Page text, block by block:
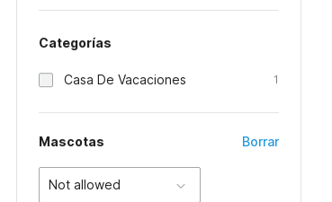
Categorías
Casa De Vacaciones 1
Mascotas Borrar
Not allowed